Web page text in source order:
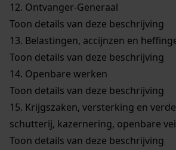
12. Ontvanger-Generaal
Toon details van deze beschrijving
13. Belastingen, accijnzen en
Toon details van deze beschrijving
14. Openbare werken
Toon details van deze beschrijving
15. Krijgszaken, versterking en
schutterij, kazernering, openbare
Toon details van deze beschrijving